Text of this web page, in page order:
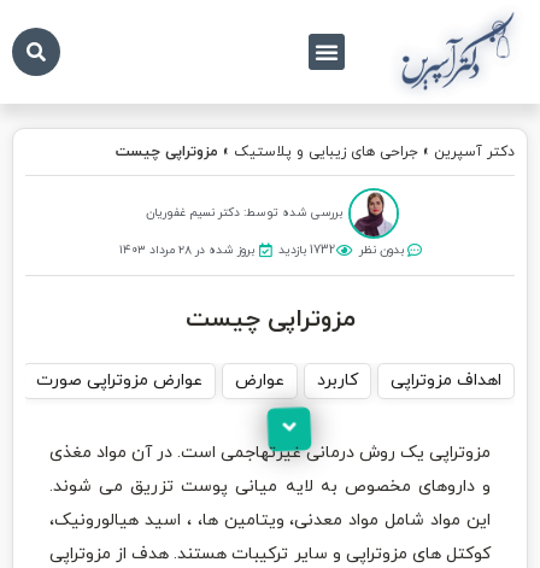
دکتر آسپرین » جراحی های زیبایی و پلاستیک » مزوتراپی چیست
بررسی شده توسط: دکتر نسیم غفوریان
بدون نظر 1732 بازدید بروز شده در ۲۸ مرداد ۱۴۰۳
مزوتراپی چیست
اهداف مزوتراپی کاربرد عوارض عوارض مزوتراپی صورت
مزوتراپی یک روش درمانی غیرتهاجمی است. در آن مواد مغذی
و داروهای مخصوص به لایه میانی پوست تزریق می شوند.
این مواد شامل مواد معدنی، ویتامین ها، ، اسید هیالورونیک،
کوکتل های مزوتراپی و سایر ترکیبات هستند. هدف از مزوتراپی